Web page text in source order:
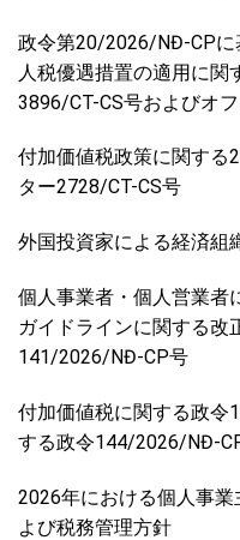
政令第20/2026/NĐ-CPに
人税優遇措置の適用に関
3896/CT-CS号およびオ
付加価値税政策に関する
ター2728/CT-CS号
外国投資家による経済組
個人事業者・個人営業者
ガイドラインに関する改
141/2026/NĐ-CP号
付加価値税に関する政
する政令144/2026/NĐ-
2026年における個人事
よび税務管理方針